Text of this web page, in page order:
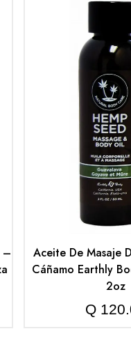
–
Aceite De Masaje
Cáñamo Earthly
2oz
Q